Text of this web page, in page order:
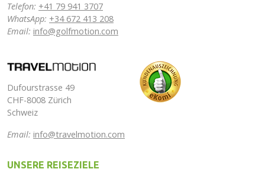
Telefon: +41 79 941 3707
WhatsApp: +34 672 413 208
Email: info@golfmotion.com
Dufourstrasse 49
CHF-8008 Zürich
Schweiz
Email: info@travelmotion.com
UNSERE REISEZIELE